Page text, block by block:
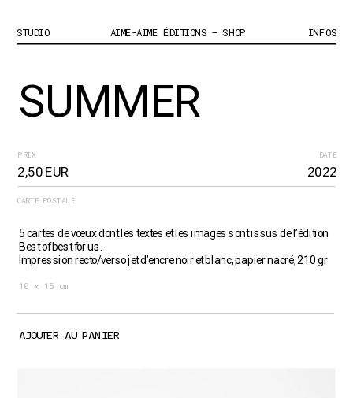
SUMMER
PRIX
2,50 EUR
CARTE POSTALE
DATE
2022
5 cartes de vœux dont les textes et les images sont issus de l’édition
Best of best for us.
Impression recto/verso jet d’encre noir et blanc, papier nacré, 210 gr
10 x 15 cm
AJOUTER AU PANIER
INFOS
AIME-AIME ÉDITIONS – SHOP
STUDIO